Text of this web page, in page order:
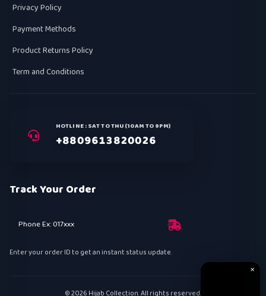
✕
Privacy Policy
Payment Methods
Product Returns Policy
Term and Conditions
HOTLINE : SAT TO THU (10AM TO 9PM)
+8809613820026
Track Your Order
Enter your order ID to get an instant status update.
© 2026 Hijab Collection. All rights reserved.